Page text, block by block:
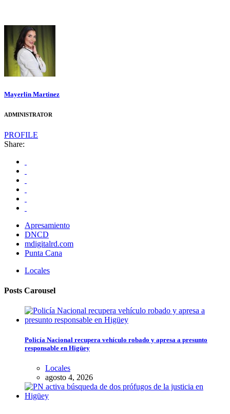
Mayerlin Martinez
ADMINISTRATOR
PROFILE
Share:
Apresamiento
DNCD
mdigitalrd.com
Punta Cana
Locales
Posts Carousel
Policía Nacional recupera vehículo robado y apresa a presunto
responsable en Higüey
Locales
agosto 4, 2026